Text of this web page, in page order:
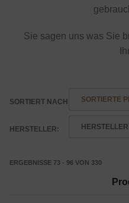
Sie sagen uns was Sie
SORTIERT NACH SORTIERTE
HERSTELLER:
ERGEBNISSE 73 - 96 VON 330